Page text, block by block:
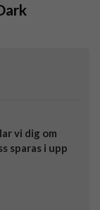
vi dig om
sparas i upp